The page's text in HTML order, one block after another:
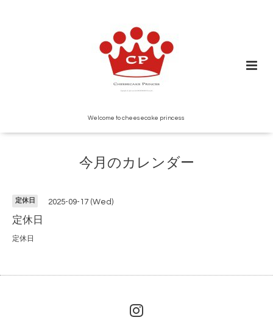
Welcome to cheesecake princess
今月のカレンダー
定休日 2025-09-17 (Wed)
定休日
定休日